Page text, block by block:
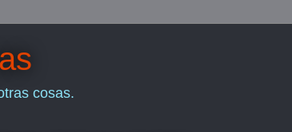
cosas.